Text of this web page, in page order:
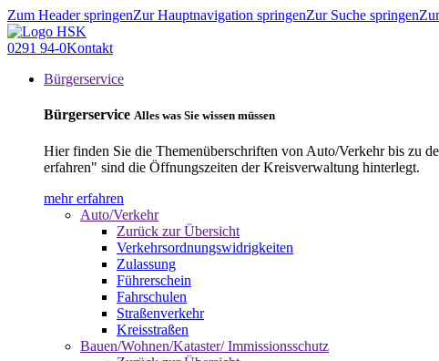
Zum Header springenZur Hauptnavigation springenZur Suche springen
0291 94-0Kontakt
Bürgerservice
Bürgerservice Alles was Sie wissen müssen
Hier finden Sie die Themenüberschriften von Auto/Verkehr bis zu
erfahren" sind die Öffnungszeiten der Kreisverwaltung hinterlegt.
mehr erfahren
Auto/Verkehr
Zurück zur Übersicht
Verkehrsordnungswidrigkeiten
Zulassung
Führerschein
Fahrschulen
Straßenverkehr
Kreisstraßen
Bauen/Wohnen/Kataster/ Immissionsschutz